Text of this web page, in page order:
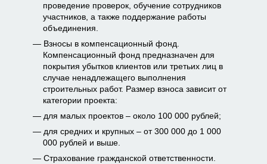
проведение проверок, обучение сотрудников
участников, а также поддержание работы
объединения.
Взносы в компенсационный фонд.
Компенсационный фонд предназначен для
покрытия убытков клиентов или третьих лиц в
случае ненадлежащего выполнения
строительных работ. Размер взноса зависит от
категории проекта:
для малых проектов – около 100 000 рублей;
для средних и крупных – от 300 000 до 1 000
000 рублей и выше.
Страхование гражданской ответственности.